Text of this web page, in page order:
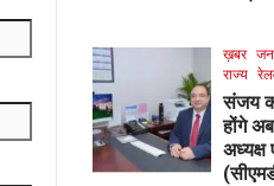
ख़बर
राज्य
संजय
होंगे